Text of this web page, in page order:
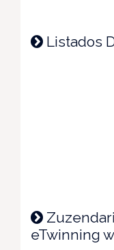
Listados
eTwinning